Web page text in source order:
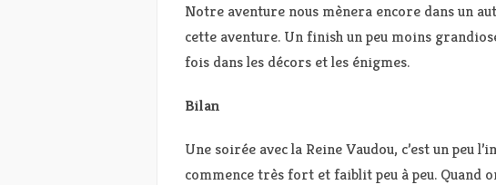
Notre aventure nous mènera encore dans un
cette aventure. Un finish un peu moins
fois dans les décors et les énigmes.
Bilan
Une soirée avec la Reine Vaudou, c’est un peu
commence très fort et faiblit peu à peu. Quand